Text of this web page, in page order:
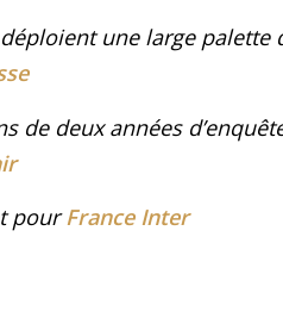
une large
de deux années
pourFrance Inter